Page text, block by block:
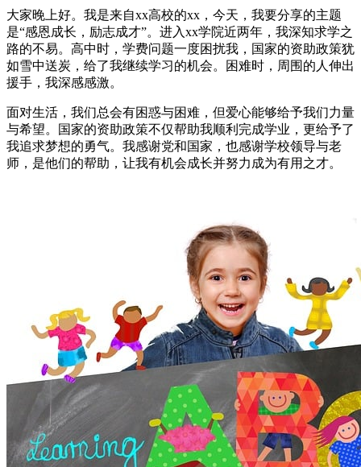
大家晚上好。我是来自xx高校的xx，今天，我要分享的主题
是“感恩成长，励志成才”。进入xx学院近两年，我深知求学之
路的不易。高中时，学费问题一度困扰我，国家的资助政策犹
如雪中送炭，给了我继续学习的机会。困难时，周围的人伸出
援手，我深感感激。
面对生活，我们总会有困惑与困难，但爱心能够给予我们力量
与希望。国家的资助政策不仅帮助我顺利完成学业，更给予了
我追求梦想的勇气。我感谢党和国家，也感谢学校领导与老
师，是他们的帮助，让我有机会成长并努力成为有用之才。